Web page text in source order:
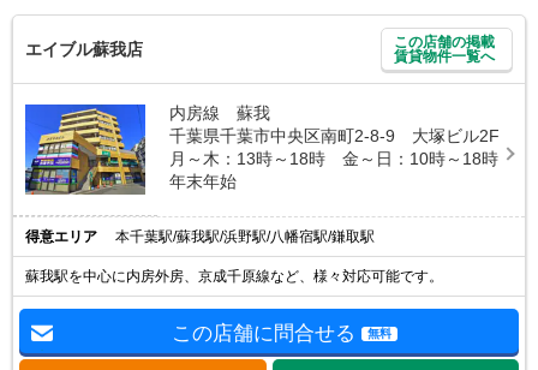
エイブル蘇我店
この店舗の掲載
賃貸物件一覧へ
内房線 蘇我
千葉県千葉市中央区南町2-8-9 大塚ビル2F
月～木：13時～18時 金～日：10時～18時
年末年始
得意エリア 本千葉駅/蘇我駅/浜野駅/八幡宿駅/鎌取駅
蘇我駅を中心に内房外房、京成千原線など、様々対応可能です。
この店舗に問合せる 無料